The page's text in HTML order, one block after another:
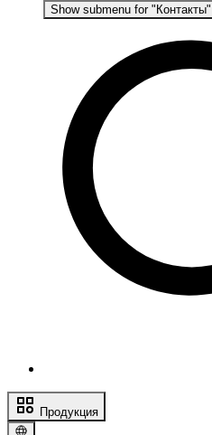
Show submenu for "Контакты"
Продукция